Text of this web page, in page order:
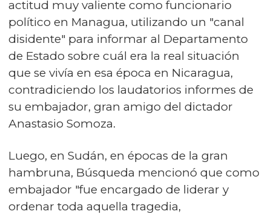
actitud muy valiente como funcionario
político en Managua, utilizando un "canal
disidente" para informar al Departamento
de Estado sobre cuál era la real situación
que se vivía en esa época en Nicaragua,
contradiciendo los laudatorios informes de
su embajador, gran amigo del dictador
Anastasio Somoza.
Luego, en Sudán, en épocas de la gran
hambruna, Búsqueda mencionó que como
embajador "fue encargado de liderar y
ordenar toda aquella tragedia,